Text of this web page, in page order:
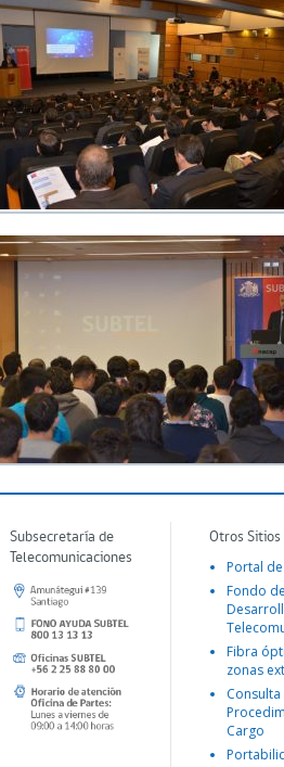
Subsecretaría de
Telecomunicaciones
Otros
Portal
Fondo
Fibra
zonas
Consulta
Cargo